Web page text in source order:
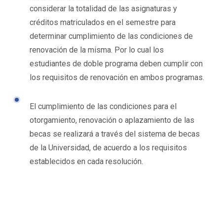
considerar la totalidad de las asignaturas y
créditos matriculados en el semestre para
determinar cumplimiento de las condiciones de
renovación de la misma. Por lo cual los
estudiantes de doble programa deben cumplir con
los requisitos de renovación en ambos programas.
El cumplimiento de las condiciones para el
otorgamiento, renovación o aplazamiento de las
becas se realizará a través del sistema de becas
de la Universidad, de acuerdo a los requisitos
establecidos en cada resolución.